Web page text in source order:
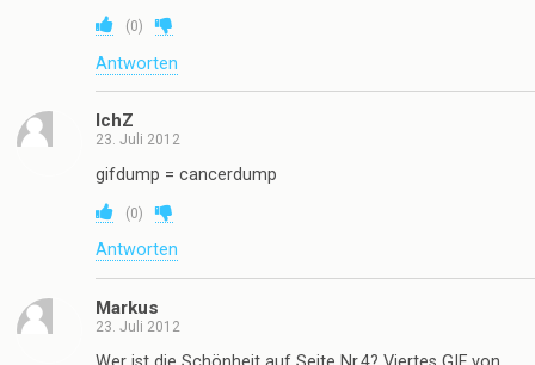
(0)
Antworten
IchZ
23. Juli 2012
gifdump = cancerdump
(0)
Antworten
Markus
23. Juli 2012